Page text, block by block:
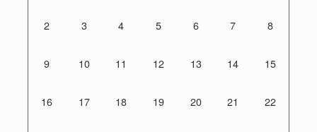
2 3 4 5 6 7 8
9 10 11 12 13 14 15
16 17 18 19 20 21 22